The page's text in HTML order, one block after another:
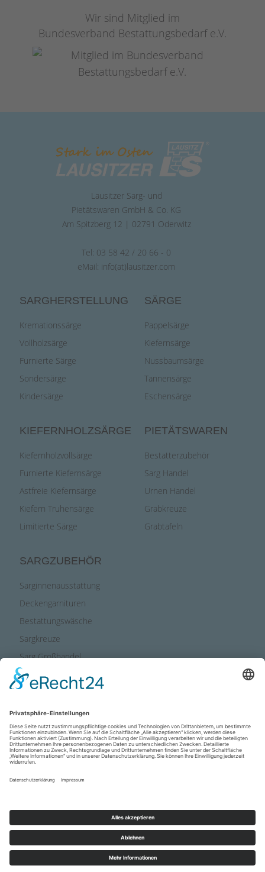
Wir sind Mitglied im
Bundesverband Bestattungsbedarf e.V.
Lausitzer Sarg- und
Pietätswaren GmbH & Co. KG
Am Spitzberg 12 | 02791 Oderwitz
Tel: 03 58 42 / 20 66 - 0
eMail: info(at)lausitzer.com
SARGHERSTELLUNG
Kremationssärge
Vollholzsärge
Furnierte Särge
Sondersärge
Kindersärge
SÄRGE
Pappelsärge
Kiefernsärge
Nussbaumsärge
Tannensärge
Eschensärge
KIEFERNHOLZSÄRGE
Kiefernholzvollsärge
Furnierte Kiefernsärge
Astfreie Kiefernsärge
Kiefern Truhensärge
Limitierte Särge
PIETÄTSWAREN
Bestatterzubehör
Sarg Handel
Urnen Handel
Grabkreuze
Grabtafeln
SARGZUBEHÖR
Sarginnenausstattung
Deckengarnituren
Bestattungswäsche
Sargkreuze
Sarg Großhandel
Anfahrt
VERANSTALTUNGEN
IMPRESSUM
DOWNLOADS
aiu Bestatterkommunikation